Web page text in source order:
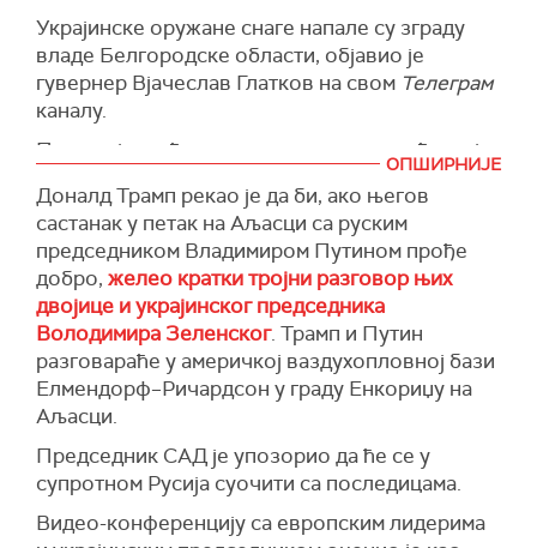
руских оружаних снага'', наводи се у
саопштењу ФСБ.
Производни погодни украјинских балистичких
ракета били су у Дњепропетровској и Сумској
области у Украјини, а Москва и Минск
теоретски су били у домету балистичких
ракета ''сапсан''.
(РИА Новости, Танјуг)
Волгоградске области Андреј Бочаров на
Телеграмканалу.
Ватрогасне службе раде на месту пожара.
Нема извештаја о жртвама.
(Известија,Унијан)
Украјинске оружане снаге напале су зграду
владе Белгородске области, објавио је
гувернер Вјачеслав Глатков на свом Телеграм
каналу.
Позвао је грађане на опрез, напомињући да је
оперативна ситуација тешка, преносиРИА
Новости.
Рекао је да је у региону причињена мања
штета.
(РИА Новости, Танјуг)
ОПШИРНИЈЕ
Доналд Трамп рекао је да би, ако његов
састанак у петак на Аљасци са руским
председником Владимиром Путином прође
добро, желео кратки тројни разгoвор њих
двојице и украјинског председника
Володимира Зеленског. Трамп и Путин
разговараће у америчкој ваздухопловној бази
Елмендорф–Ричардсон у граду Енкориџу на
Аљасци.
Председник САД је упозорио да ће се у
супротном Русија суочити са последицама.
Видео-конференцију са европским лидерима